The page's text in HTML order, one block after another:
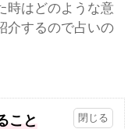
時はどのような意
介するので占いの
こと